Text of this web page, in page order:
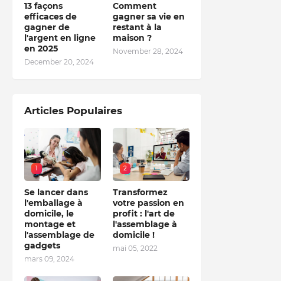
13 façons
efficaces de
gagner de
l'argent en ligne
en 2025
December 20, 2024
Comment
gagner sa vie en
restant à la
maison ?
November 28, 2024
Articles Populaires
1
Se lancer dans
l'emballage à
domicile, le
montage et
l'assemblage de
gadgets
mars 09, 2024
2
Transformez
votre passion en
profit : l'art de
l'assemblage à
domicile !
mai 05, 2022